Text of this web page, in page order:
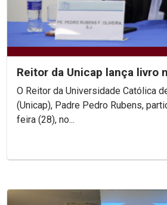
Reitor da Unicap lança livro
O Reitor da Universidade Católica
(Unicap), Padre Pedro Rubens,
feira (28), no...